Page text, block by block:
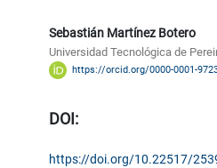
Sebastián Martínez Botero
Universidad Tecnológica de
https://orcid.org/0000-0001-
DOI:
https://doi.org/10.22517/